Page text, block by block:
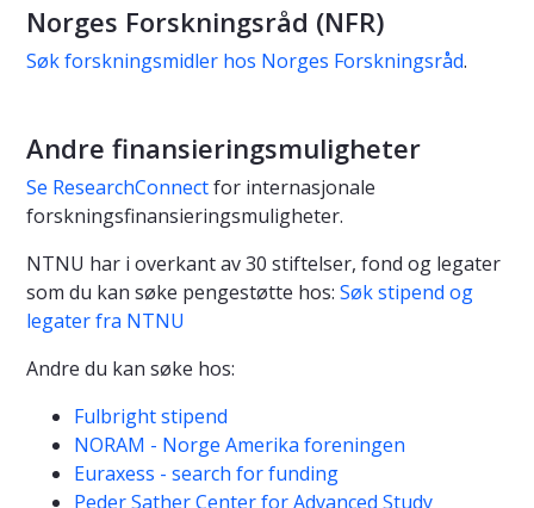
Norges Forskningsråd (NFR)
Søk forskningsmidler hos Norges Forskningsråd.
Andre finansieringsmuligheter
Se ResearchConnectfor internasjonale
forskningsfinansieringsmuligheter.
NTNU har i overkant av 30 stiftelser, fond og legater
som du kan søke pengestøtte hos: Søk stipend og
legater fra NTNU
Andre du kan søke hos:
Fulbright stipend
NORAM - Norge Amerika foreningen
Euraxess - search for funding
Peder Sather Center for Advanced Study